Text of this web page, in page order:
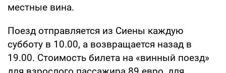
местные вина.
Поезд отправляется из Сиены каждую
субботу в 10.00, а возвращается назад в
19.00. Стоимость билета на «винный поезд»